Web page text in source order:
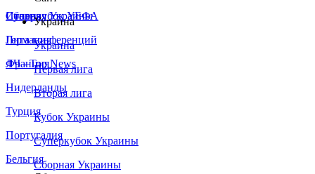
Сборная Украины
Италия
Германия
Франция
Нидерланды
Турция
Португалия
Бельгия
Суперкубок УЕФА
Лига конференций
ЛЧ - Top News
Украина
Украина
Первая лига
Вторая лига
Кубок Украины
Суперкубок Украины
Сборная Украины